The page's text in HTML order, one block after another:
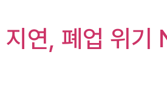
연, 폐업 위기